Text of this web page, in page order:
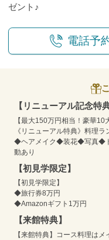
ゼント♪
電話予
【リニューアル記念特
【最大150万円相当！豪華10
《リニューアル特典》料理ラ
◆ヘアメイク◆装花◆写真◆
動あり
【初見学限定】
【初見学限定】
◆旅行券8万円
◆Amazonギフト1万円
【来館特典】
【来館特典】コース料理は